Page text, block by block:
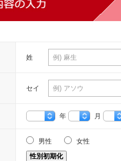
姓
セイ
年 月
男性
女性
性別初期化